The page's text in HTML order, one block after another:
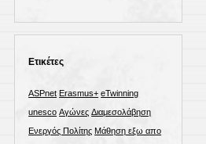
Ετικέτες
ASPnet Erasmus+ eTwinning
unesco Αγώνες Διαμεσολάβηση
Ενεργός Πολίτης Μάθηση εξω απο